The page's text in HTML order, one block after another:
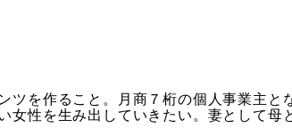
ツを作ること。月商７桁の個人事業主と
性を生み出していきたい。妻として母